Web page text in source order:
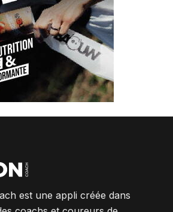
est une appli créée dans